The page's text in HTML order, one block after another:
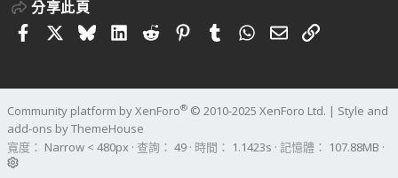
分享此頁
FacebookBlueskyLinkedIn
RedditPinterestTumblrWhatsApp
電子郵件
連結
Community platform by XenForo® © 2010-2025 XenForo Ltd. | Style and
add-ons by ThemeHouse
寬度
查詢 49 時間 1.1423s 記憶體 107.88MB